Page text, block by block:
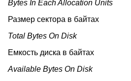
Bytes In Each Allocation Units
Размер сектора в байтах
Total Bytes On Disk
Емкость диска в байтах
Available Bytes On Disk